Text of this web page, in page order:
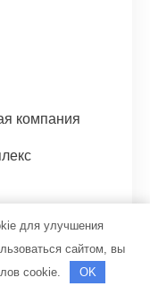
компания
для улучшения
сайтом, вы
cookie.
OK